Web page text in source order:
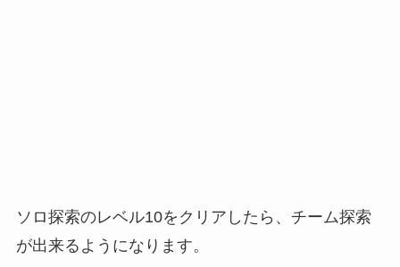
ソロ探索のレベル10をクリアしたら、チーム探索
が出来るようになります。